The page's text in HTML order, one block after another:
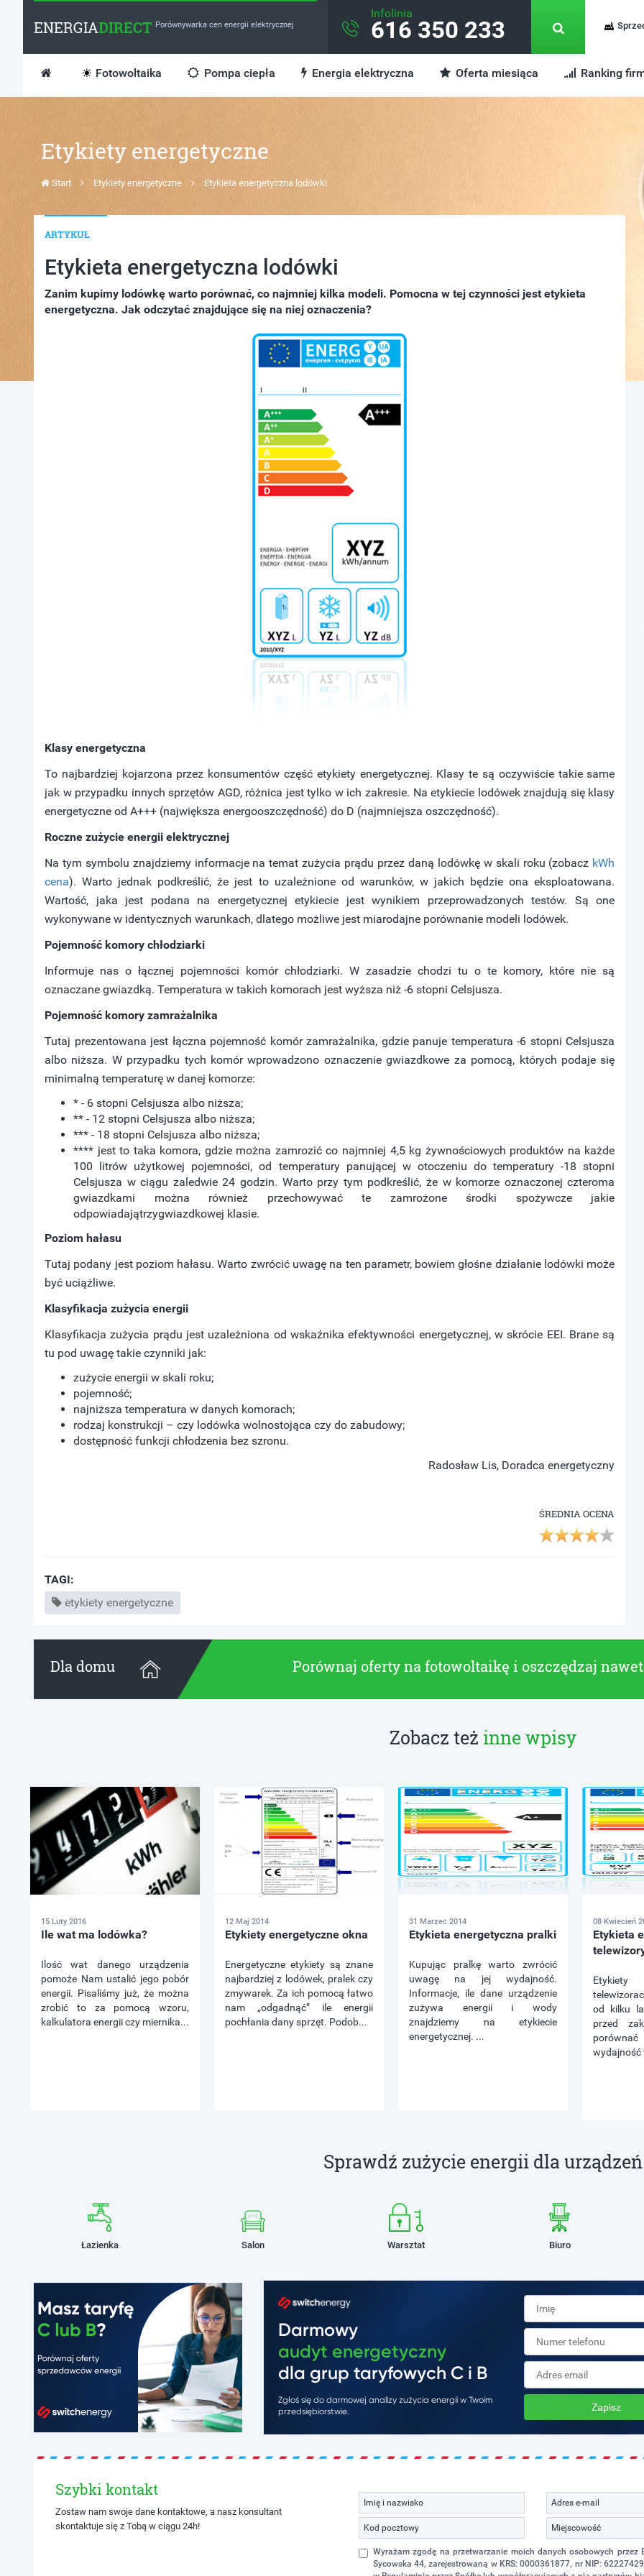
ENERGIADIRECT Porównywarka cen energii elektrycznej
Infolinia
616 350 233
Fotowoltaika Pompa ciepła Energia elektryczna Oferta miesiąca Ranking
Etykiety energetyczne
Start Etykiety energetyczne Etykieta energetyczna lodówki
ARTYKUŁ
Etykieta energetyczna lodówki
Zanim kupimy lodówkę warto porównać, co najmniej kilka modeli. Pomocna w tej czynności jest etykieta
energetyczna. Jak odczytać znajdujące się na niej oznaczenia?
Klasy energetyczna
To najbardziej kojarzona przez konsumentów część etykiety energetycznej. Klasy te są oczywiście takie same
jak w przypadku innych sprzętów AGD, różnica jest tylko w ich zakresie. Na etykiecie lodówek znajdują się klasy
energetyczne od A+++ (największa energooszczędność) do D (najmniejsza oszczędność).
Roczne zużycie energii elektrycznej
Na tym symbolu znajdziemy informacje na temat zużycia prądu przez daną lodówkę w skali roku (zobacz kWh
cena). Warto jednak podkreślić, że jest to uzależnione od warunków, w jakich będzie ona eksploatowana.
Wartość, jaka jest podana na energetycznej etykiecie jest wynikiem przeprowadzonych testów. Są one
wykonywane w identycznych warunkach, dlatego możliwe jest miarodajne porównanie modeli lodówek.
Pojemność komory chłodziarki
Informuje nas o łącznej pojemności komór chłodziarki. W zasadzie chodzi tu o te komory, które nie są
oznaczane gwiazdką. Temperatura w takich komorach jest wyższa niż -6 stopni Celsjusza.
Pojemność komory zamrażalnika
Tutaj prezentowana jest łączna pojemność komór zamrażalnika, gdzie panuje temperatura -6 stopni Celsjusza
albo niższa. W przypadku tych komór wprowadzono oznaczenie gwiazdkowe za pomocą, których podaje się
minimalną temperaturę w danej komorze:
* - 6 stopni Celsjusza albo niższa;
** - 12 stopni Celsjusza albo niższa;
*** - 18 stopni Celsjusza albo niższa;
**** jest to taka komora, gdzie można zamrozić co najmniej 4,5 kg żywnościowych produktów na każde
100 litrów użytkowej pojemności, od temperatury panującej w otoczeniu do temperatury -18 stopni
Celsjusza w ciągu zaledwie 24 godzin. Warto przy tym podkreślić, że w komorze oznaczonej czteroma
gwiazdkami można również przechowywać te zamrożone środki spożywcze jakie
odpowiadajątrzygwiazdkowej klasie.
Poziom hałasu
Tutaj podany jest poziom hałasu. Warto zwrócić uwagę na ten parametr, bowiem głośne działanie lodówki może
być uciążliwe.
Klasyfikacja zużycia energii
Klasyfikacja zużycia prądu jest uzależniona od wskaźnika efektywności energetycznej, w skrócie EEI. Brane są
tu pod uwagę takie czynniki jak:
zużycie energii w skali roku;
pojemność;
najniższa temperatura w danych komorach;
rodzaj konstrukcji – czy lodówka wolnostojąca czy do zabudowy;
dostępność funkcji chłodzenia bez szronu.
Radosław Lis, Doradca energetyczny
ŚREDNIA OCENA
TAGI:
etykiety energetyczne
Dla domu Porównaj oferty na fotowoltaikę i oszczędzaj nawet
Zobacz też inne wpisy
15 Luty 2016
Ile wat ma lodówka?
Ilość wat danego urządzenia
pomoże Nam ustalić jego pobór
energii. Pisaliśmy już, że można
zrobić to za pomocą wzoru,
kalkulatora energii czy miernika...
12 Maj 2014
Etykiety energetyczne okna
Energetyczne etykiety są znane
najbardziej z lodówek, pralek czy
zmywarek. Za ich pomocą łatwo
nam „odgadnąć” ile energii
pochłania dany sprzęt. Podob...
31 Marzec 2014
Etykieta energetyczna pralki
Kupując pralkę warto zwrócić
uwagę na jej wydajność.
Informacje, ile dane urządzenie
zużywa energii i wody
znajdziemy na etykiecie
energetycznej. ...
08 Kwiecień
Etykieta
Etykiety
od kilku
przed
wydajność
Sprawdź zużycie energii dla urządzeń
Łazienka Salon Warsztat Biuro
Darmowy
audyt energetyczny
dla grup taryfowych C i B
Zgłoś się do darmowej analizy zużycia energii w Twoim
przedsiębiorstwie.
Zapisz
Szybki kontakt
Zostaw nam swoje dane kontaktowe, a nasz konsultant
skontaktuje się z Tobą w ciągu 24h!
Wyrażam zgodę na przetwarzanie moich danych osobowych
Sycowska 44, zarejestrowaną w KRS: 0000361877, nr NIP: